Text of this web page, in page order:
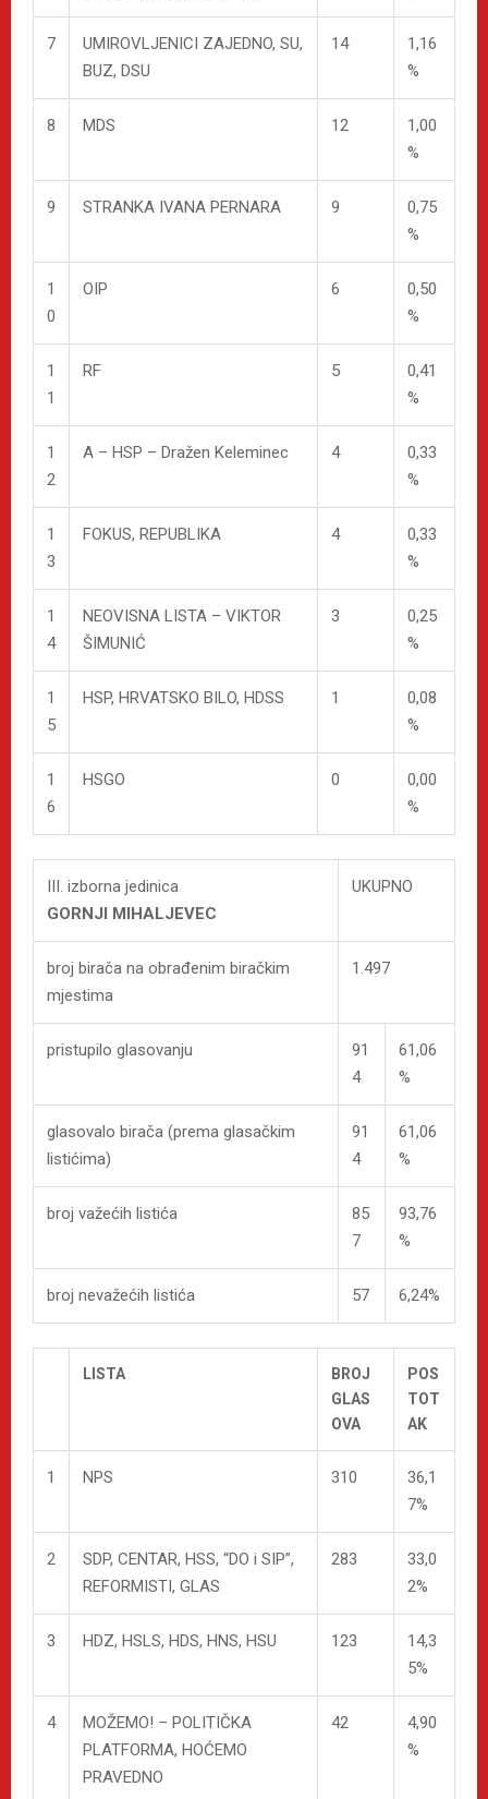
7
UMIROVLJENICI ZAJEDNO, SU,
BUZ, DSU
14
1,16
%
8 MDS 12
1,00
%
9 STRANKA IVANA PERNARA 9
0,75
%
1
0
OIP 6
0,50
%
1
1
RF 5
0,41
%
1
2
A – HSP – Dražen Keleminec 4
0,33
%
1
3
FOKUS, REPUBLIKA 4
0,33
%
1
4
NEOVISNA LISTA – VIKTOR
ŠIMUNIĆ
3
0,25
%
1
5
HSP, HRVATSKO BILO, HDSS 1
0,08
%
1
6
HSGO 0
0,00
%
III. izborna jedinica
GORNJI MIHALJEVEC
UKUPNO
broj birača na obrađenim biračkim
mjestima
1.497
pristupilo glasovanju
91
4
61,06
%
glasovalo birača (prema glasačkim
listićima)
91
4
61,06
%
broj važećih listića
85
7
93,76
%
broj nevažećih listića 57 6,24%
LISTA
BROJ
GLAS
OVA
POS
TOT
AK
1 NPS 310
36,1
7%
2
SDP, CENTAR, HSS, “DO i SIP”,
REFORMISTI, GLAS
283
33,0
2%
3 HDZ, HSLS, HDS, HNS, HSU 123
14,3
5%
4
MOŽEMO! – POLITIČKA
PLATFORMA, HOĆEMO
PRAVEDNO
42
4,90
%